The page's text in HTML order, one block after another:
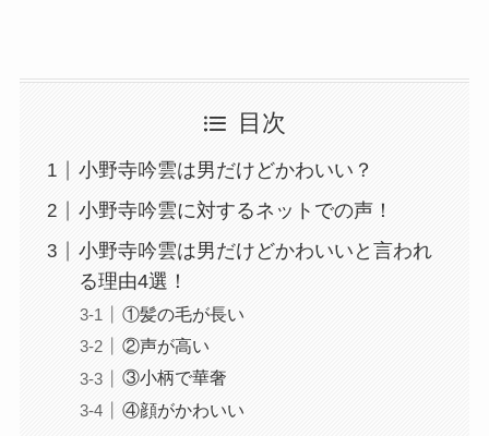
目次
小野寺吟雲は男だけどかわいい？
小野寺吟雲に対するネットでの声！
小野寺吟雲は男だけどかわいいと言われ
る理由4選！
①髪の毛が長い
②声が高い
③小柄で華奢
④顔がかわいい